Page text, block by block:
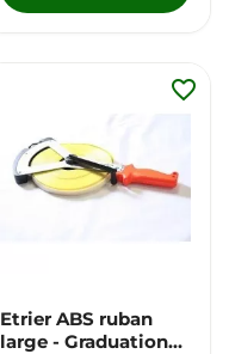
Etrier ABS ruban
large - Graduation
favorite_border